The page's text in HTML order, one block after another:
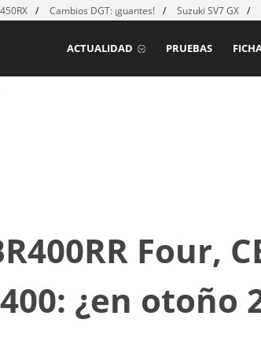
Cambios DGT: ¡guantes! Suzuki SV7 GX
PRUEBAS
ACTUALIDAD
Four,
¿en otoño